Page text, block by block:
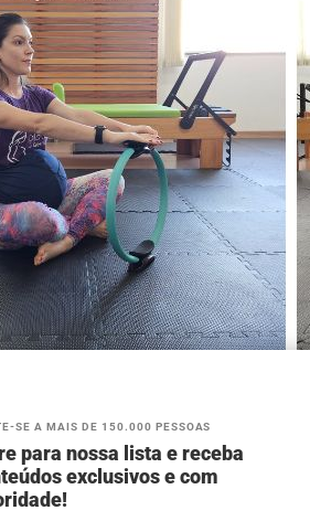
SE A MAIS DE 150.000 PESSOAS
para nossa lista e receba
exclusivos e com